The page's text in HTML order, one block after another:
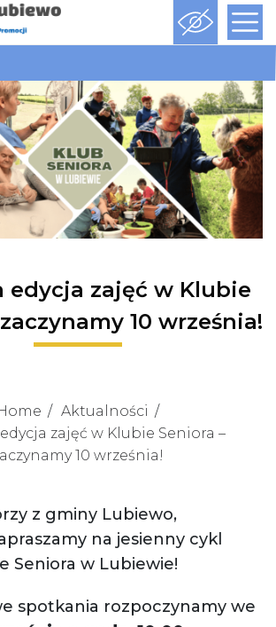
edycja zajęć w Klubie
10 września!
Aktualności
zajęć w Klubie Seniora –
10 września!
z gminy Lubiewo,
na jesienny cykl
Seniora w Lubiewie!
spotkania rozpoczynamy we